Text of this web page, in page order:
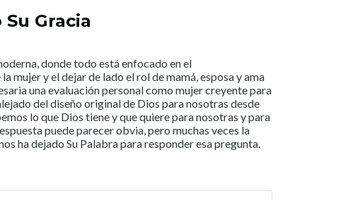
Gracia
donde todo está enfocado en el
mujer y el dejar de lado el rol de mamá, esposa y ama
una evaluación personal como mujer creyente para
del diseño original de Dios para nosotras desde
lo que Dios tiene y que quiere para nosotras y para
puede parecer obvia, pero muchas veces la
ha dejado Su Palabra para responder esa pregunta.